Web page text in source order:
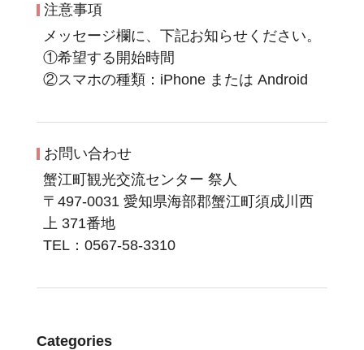
注意事項
メッセージ欄に、下記お知らせください。
①希望する開始時間
②スマホの種類：iPhone または Android
お問い合わせ
蟹江町観光交流センター 祭人
〒497-0031 愛知県海部郡蟹江町須成川西
上 371番地
TEL：0567-58-3310
Categories